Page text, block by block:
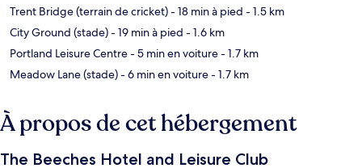
Trent Bridge (terrain de cricket)- 18 min à pied - 1.5 km
City Ground (stade)- 19 min à pied - 1.6 km
Portland Leisure Centre- 5 min en voiture- 1.7 km
Meadow Lane (stade)- 6 min en voiture- 1.7 km
À propos de cet hébergement
The Beeches Hotel and Leisure Club